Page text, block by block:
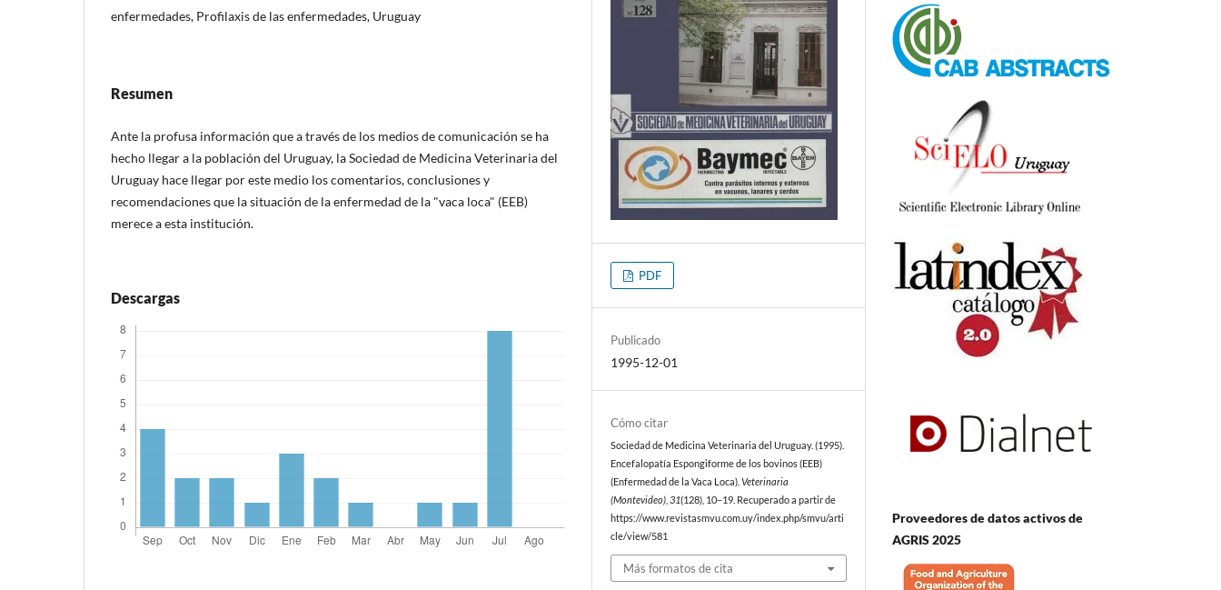
enfermedades, Profilaxis de las enfermedades, Uruguay
Resumen
Ante la profusa información que a través de los medios de comunicación se ha
hecho llegar a la población del Uruguay, la Sociedad de Medicina Veterinaria del
Uruguay hace llegar por este medio los comentarios, conclusiones y
recomendaciones que la situación de la enfermedad de la "vaca loca" (EEB)
merece a esta institución.
Descargas
PDF
Publicado
1995-12-01
Cómo citar
Sociedad de Medicina Veterinaria del Uruguay. (1995).
Encefalopatía Espongiforme de los bovinos (EEB)
(Enfermedad de la Vaca Loca).Veterinaria
(Montevideo) ,31(128), 10–19. Recuperado a partir de
https://www.revistasmvu.com.uy/index.php/smvu/arti
cle/view/581
Más formatos de cita
Proveedores de datos activos de
AGRIS 2025